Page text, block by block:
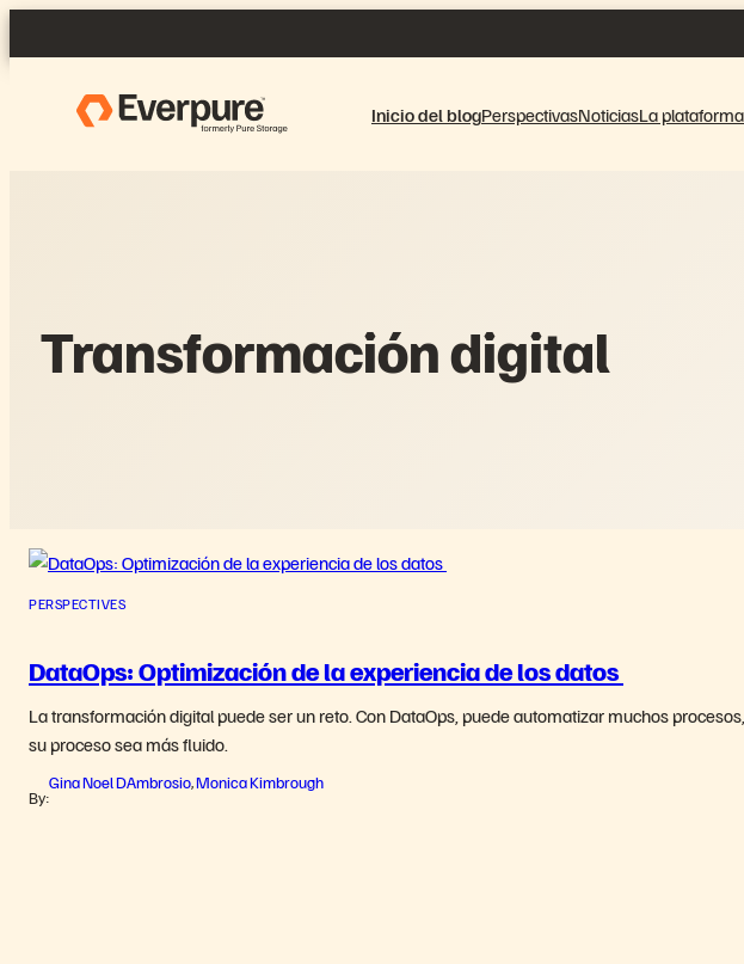
al
Inicio del blogPerspectivasNoticiasLa
Transformación digital
PERSPECTIVES
DataOps: Optimización de la experiencia de los datos
La transformación digital puede ser un reto. Con DataOps, puede automatizar muchos
su proceso sea más fluido.
By:
Gina Noel DAmbrosio,Monica Kimbrough